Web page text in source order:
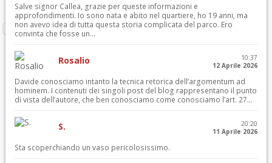
Salve signor Callea, grazie per queste informazioni e
approfondimenti. Io sono nata e abito nel quartiere, ho 19 anni, ma
non avevo idea di tutta questa storia complicata del parco. Ero
convinta che fosse un...
Rosalio
10:37
12 Aprile 2026
Davide conosciamo intanto la tecnica retorica dell’argomentum ad
hominem. I contenuti dei singoli post del blog rappresentano il punto
di vista dell’autore, che ben conosciamo come conosciamo l’art. 27...
S.
20:20
11 Aprile 2026
Sta scoperchiando un vaso pericolosissimo.